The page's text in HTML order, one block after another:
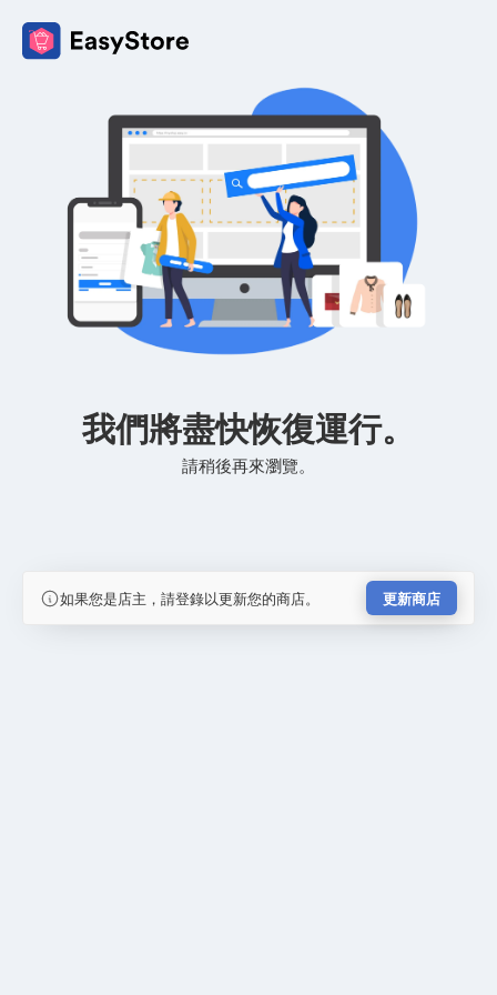
我們將盡快恢復運行。
請稍後再來瀏覽。
如果您是店主，請登錄以更新您的商店。 更新商店